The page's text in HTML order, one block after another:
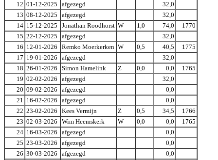
12 01-12-2025 afgezegd
32,0
13 08-12-2025 afgezegd
32,0
14 15-12-2025 Jonathan Roodhorst W 1,0 74,0
1770
15 22-12-2025 afgezegd
32,0
16 12-01-2026 Remko Moerkerken W 0,5 40,5
1775
17 19-01-2026 afgezegd
32,0
18 26-01-2026 Simon Hamelink Z 0,0 0,0
1765
19 02-02-2026 afgezegd
32,0
20 09-02-2026 afgezegd
0,0
21 16-02-2026 afgezegd
0,0
22 23-02-2026 Kees Vermijn Z 0,5 34,5
1766
23 02-03-2026 Wim Heemskerk W 0,0 0,0
1765
24 16-03-2026 afgezegd
0,0
25 23-03-2026 afgezegd
0,0
26 30-03-2026 afgezegd
0,0